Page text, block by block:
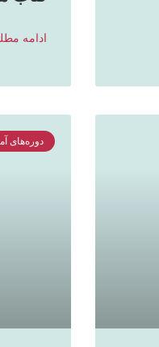
ادامه
دوره‌های